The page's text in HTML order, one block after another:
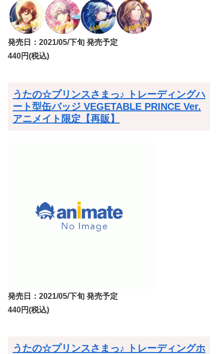
発売日：2021/05/下旬 発売予定
440円(税込)
うたの☆プリンスさまっ♪ トレーディングハ
ート型缶バッジ VEGETABLE PRINCE Ver.
アニメイト限定【再販】
発売日：2021/05/下旬 発売予定
440円(税込)
うたの☆プリンスさまっ♪ トレーディングホ